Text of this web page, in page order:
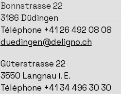
Bonnstrasse 22
3186 Düdingen
Téléphone +41 26 492 08 08
duedingen@deligno.ch
Güterstrasse 22
3550 Langnau i. E.
Téléphone +41 34 496 30 30